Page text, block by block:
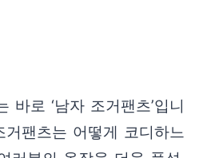
로 ‘남자 조거팬츠’입니
팬츠는 어떻게 코디하느